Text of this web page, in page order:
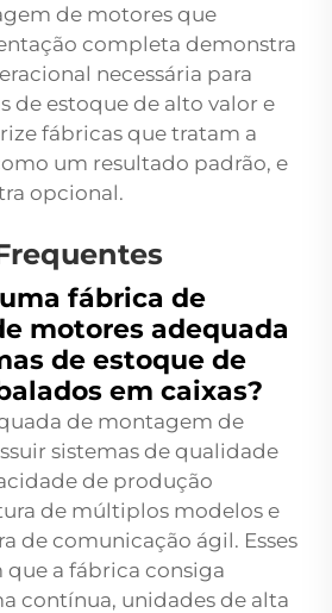
de motores que
completa demonstra
necessária para
de estoque de alto valor e
fábricas que tratam a
um resultado padrão, e
opcional.
fábrica de
motores adequada
de estoque de
em caixas?
de montagem de
sistemas de qualidade
de produção
de múltiplos modelos e
de comunicação ágil. Esses
a fábrica consiga
contínua, unidades de alta